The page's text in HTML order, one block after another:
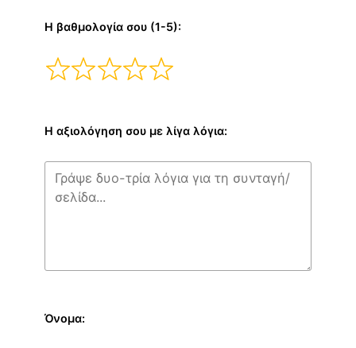
Η βαθμολογία σου (1-5):
Η αξιολόγηση σου με λίγα λόγια:
Όνομα: